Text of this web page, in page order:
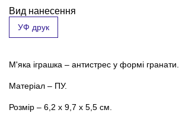
Вид нанесення
УФ друк
М'яка іграшка – антистрес у формі гранати.
Матеріал – ПУ.
Розмір – 6,2 х 9,7 х 5,5 см.